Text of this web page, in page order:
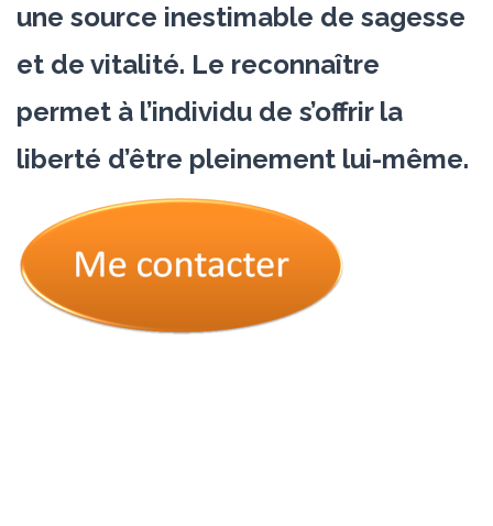
une source inestimable de sagesse
et de vitalité. Le reconnaître
permet à l’individu de s’offrir la
liberté d’être pleinement lui-même.